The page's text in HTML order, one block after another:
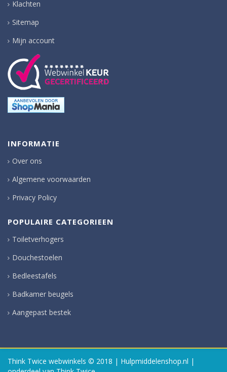
Klachten
Sitemap
Mijn account
INFORMATIE
Over ons
Algemene voorwaarden
Privacy Policy
POPULAIRE CATEGORIEEN
Toiletverhogers
Douchestoelen
Bedleestafels
Badkamer beugels
Aangepast bestek
Think Twice webwinkels © 2018 | Hulpmiddelenshop.nl |